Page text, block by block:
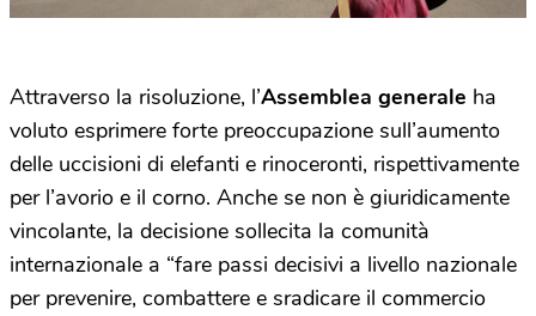
Attraverso la risoluzione, l’Assemblea generale ha
voluto esprimere forte preoccupazione sull’aumento
delle uccisioni di elefanti e rinoceronti, rispettivamente
per l’avorio e il corno. Anche se non è giuridicamente
vincolante, la decisione sollecita la comunità
internazionale a “fare passi decisivi a livello nazionale
per prevenire, combattere e sradicare il commercio